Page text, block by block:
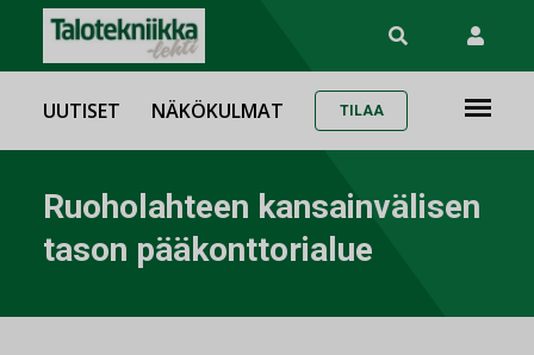
UUTISET NÄKÖKULMAT TILAA
Ruoholahteen kansainvälisen
tason pääkonttorialue